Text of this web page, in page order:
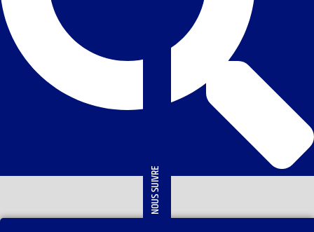
NOUS SUIVRE